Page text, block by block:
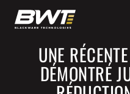
UNE
DÉMONTRÉ